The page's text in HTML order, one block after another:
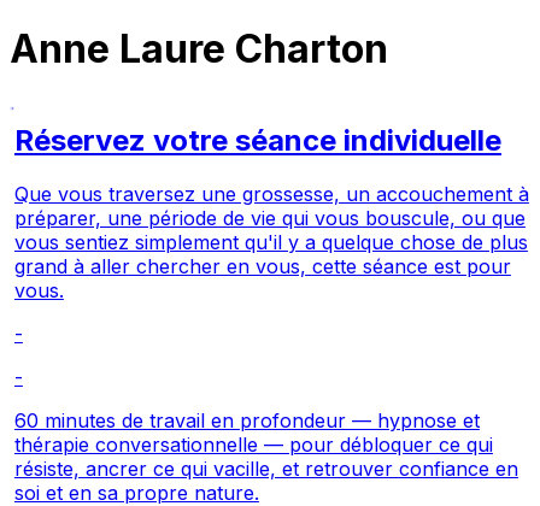
Anne Laure Charton
Réservez votre séance individuelle
Que vous traversez une grossesse, un accouchement à
préparer, une période de vie qui vous bouscule, ou que
vous sentiez simplement qu'il y a quelque chose de plus
grand à aller chercher en vous, cette séance est pour
vous.
-
-
60 minutes de travail en profondeur — hypnose et
thérapie conversationnelle — pour débloquer ce qui
résiste, ancrer ce qui vacille, et retrouver confiance en
soi et en sa propre nature.